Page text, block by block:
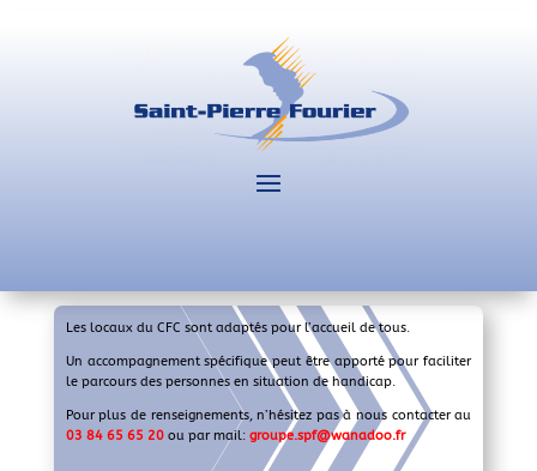
Les locaux du CFC sont adaptés pour l’accueil de tous.
Un accompagnement spécifique peut être apporté pour faciliter
le parcours des personnes en situation de handicap.
Pour plus de renseignements, n’hésitez pas à nous contacter au
03 84 65 65 20ou par mail: groupe.spf@wanadoo.fr